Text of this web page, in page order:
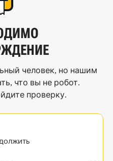
человек, но нашим
что вы не робот.
проверку.